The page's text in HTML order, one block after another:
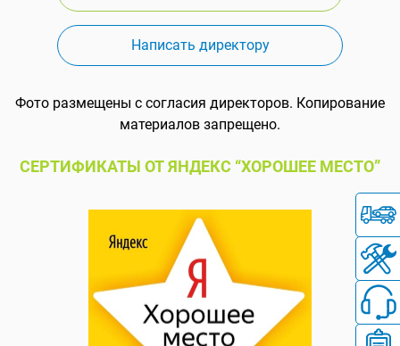
Написать директору
Фото размещены с согласия директоров. Копирование
материалов запрещено.
СЕРТИФИКАТЫ ОТ ЯНДЕКС “ХОРОШЕЕ МЕСТО”